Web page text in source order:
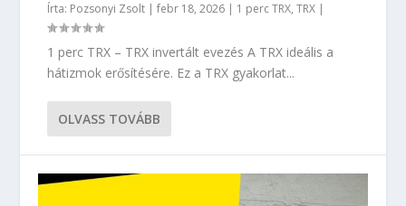
Írta: Pozsonyi Zsolt |febr 18, 2026 | 1 perc TRX,TRX |
1 perc TRX – TRX invertált evezés A TRX ideális a
hátizmok erősítésére. Ez a TRX gyakorlat...
OLVASS TOVÁBB